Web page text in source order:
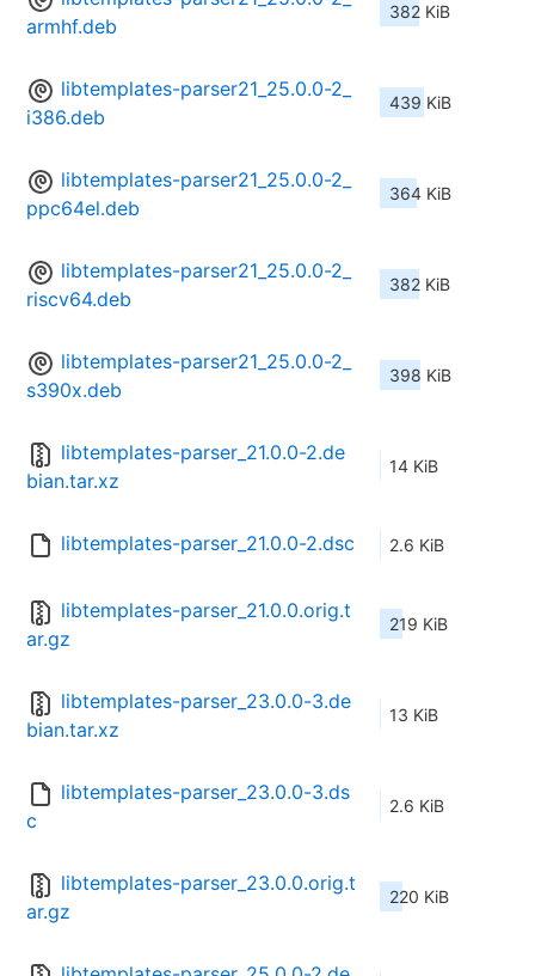
armhf.deb
382 KiB
libtemplates-parser21_25.0.0-2_
i386.deb
439 KiB
libtemplates-parser21_25.0.0-2_
ppc64el.deb
364 KiB
libtemplates-parser21_25.0.0-2_
riscv64.deb
382 KiB
libtemplates-parser21_25.0.0-2_
s390x.deb
398 KiB
libtemplates-parser_21.0.0-2.de
bian.tar.xz
14 KiB
libtemplates-parser_21.0.0-2.dsc 2.6 KiB
libtemplates-parser_21.0.0.orig.t
ar.gz
219 KiB
libtemplates-parser_23.0.0-3.de
bian.tar.xz
13 KiB
libtemplates-parser_23.0.0-3.ds
c
2.6 KiB
libtemplates-parser_23.0.0.orig.t
ar.gz
220 KiB